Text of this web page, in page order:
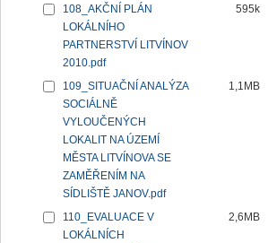
108_AKČNÍ PLÁN
LOKÁLNÍHO
PARTNERSTVÍ LITVÍNOV
2010.pdf
595k
109_SITUAČNÍ ANALÝZA
SOCIÁLNĚ
VYLOUČENÝCH
LOKALIT NA ÚZEMÍ
MĚSTA LITVÍNOVA SE
ZAMĚŘENÍM NA
SÍDLIŠTĚ JANOV.pdf
1,1MB
110_EVALUACE V
LOKÁLNÍCH
2,6MB